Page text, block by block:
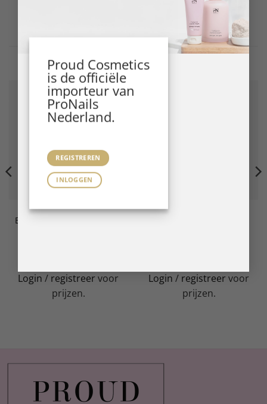
Proud Cosmetics
is de officiële
importeur van
ProNails
Nederland.
REGISTREREN
INLOGGEN
Gerelateerde producten
B GEL SYSTEM
BFlex LED Gel Cookie 14 ml
Login / registreervoor
prijzen.
Login / registreervoor
prijzen.